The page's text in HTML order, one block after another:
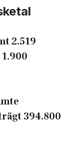
2.519
394.800